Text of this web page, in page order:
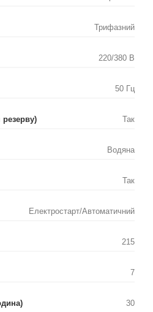
Трифазний
220/380 В
50 Гц
Так
Водяна
Так
Електростарт/Автоматичний
215
7
30